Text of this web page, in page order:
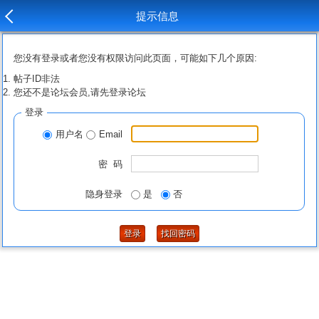
提示信息
您没有登录或者您没有权限访问此页面，可能如下几个原因:
帖子ID非法
您还不是论坛会员,请先登录论坛
登录
用户名 Email
密 码
隐身登录 是 否